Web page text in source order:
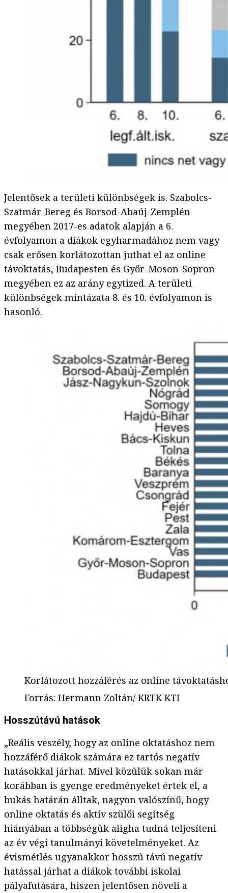
Jelentősek a területi különbségek is. Szabolcs-
Szatmár-Bereg és Borsod-Abaúj-Zemplén
megyében 2017-es adatok alapján a 6.
évfolyamon a diákok egyharmadához nem vagy
csak erősen korlátozottan juthat el az online
távoktatás, Budapesten és Győr-Moson-Sopron
megyében ez az arány egytized. A területi
különbségek mintázata 8. és 10. évfolyamon is
hasonló.
Korlátozott hozzáférés az online
Forrás: Hermann Zoltán/ KRTK KTI
Hosszútávú hatások
„Reális veszély, hogy az online oktatáshoz nem
hozzáférő diákok számára ez tartós negatív
hatásokkal járhat. Mivel közülük sokan már
korábban is gyenge eredményeket értek el, a
bukás határán álltak, nagyon valószínű, hogy
online oktatás és aktív szülői segítség
hiányában a többségük aligha tudná teljesíteni
az év végi tanulmányi követelményeket. Az
évismétlés ugyanakkor hosszú távú negatív
hatással járhat a diákok további iskolai
pályafutására, hiszen jelentősen növeli a